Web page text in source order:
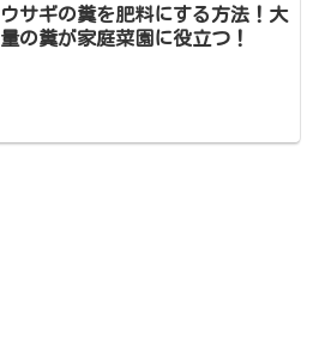
ウサギの糞を肥料にする方法！大
量の糞が家庭菜園に役立つ！